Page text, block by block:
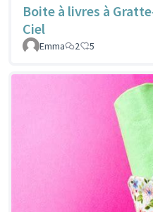
Boite à livres à
Ciel
Emma
2 5